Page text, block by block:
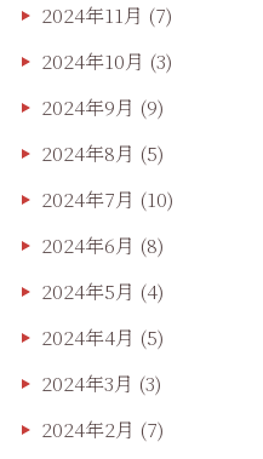
2024年11月 (7)
2024年10月 (3)
2024年9月 (9)
2024年8月 (5)
2024年7月 (10)
2024年6月 (8)
2024年5月 (4)
2024年4月 (5)
2024年3月 (3)
2024年2月 (7)